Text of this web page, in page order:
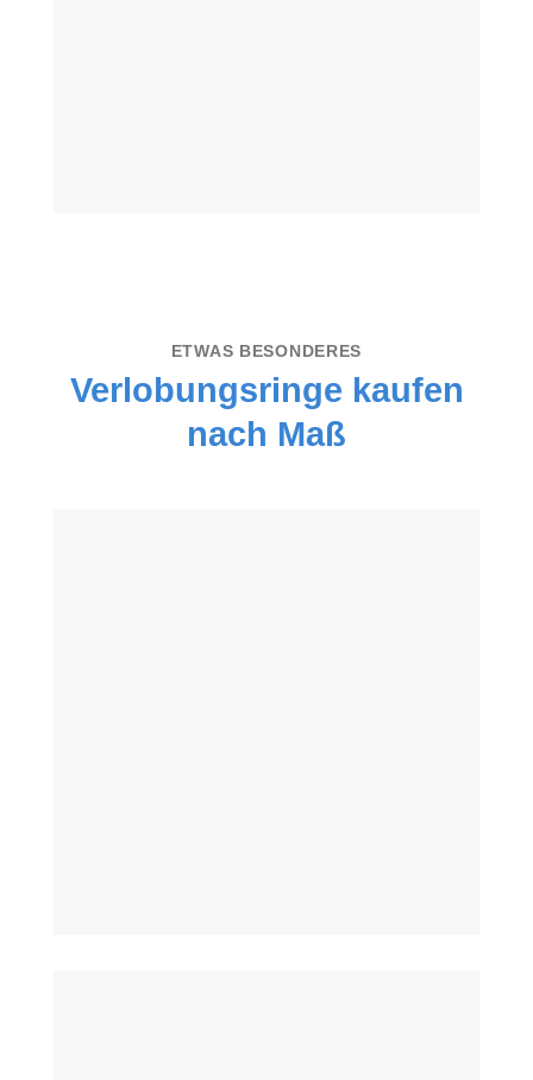
ETWAS BESONDERES
Verlobungsringe kaufen
nach Maß